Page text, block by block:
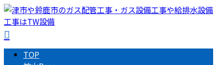
TOP